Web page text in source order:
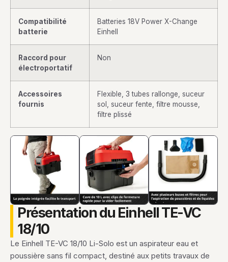
Compatibilité
batterie
Batteries 18V Power X-Change
Einhell
Raccord pour
électroportatif
Non
Accessoires
fournis
Flexible, 3 tubes rallonge, suceur
sol, suceur fente, filtre mousse,
filtre plissé
Présentation du Einhell TE-VC
18/10
Le Einhell TE-VC 18/10 Li-Solo est un aspirateur eau et
poussière sans fil compact, destiné aux petits travaux de